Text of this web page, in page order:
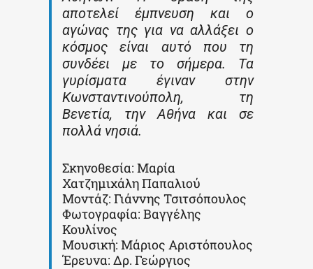
αποτελεί έμπνευση και ο
αγώνας της για να αλλάξει ο
κόσμος είναι αυτό που τη
συνδέει με το σήμερα. Τα
γυρίσματα έγιναν στην
Κωνσταντινούπολη, τη
Βενετία, την Αθήνα και σε
πολλά νησιά.
Σκηνοθεσία: Μαρία
Χατζημιχάλη Παπαλιού
Μοντάζ: Γιάννης Τσιτσόπουλος
Φωτογραφία: Βαγγέλης
Κουλίνος
Μουσική: Μάριος Αριστόπουλος
Έρευνα: Δρ. Γεώργιος